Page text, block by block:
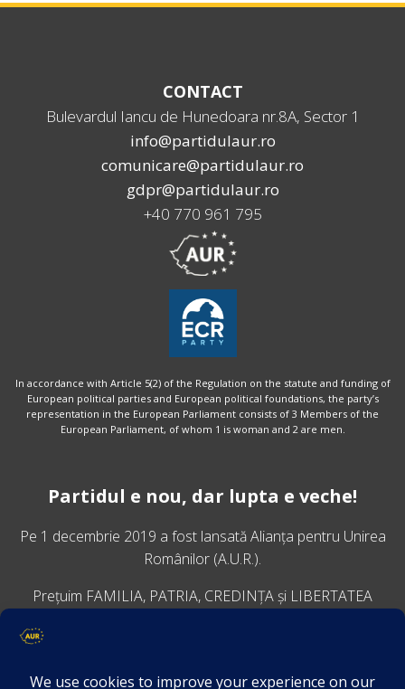
CONTACT
Bulevardul Iancu de Hunedoara nr.8A, Sector 1
info@partidulaur.ro
comunicare@partidulaur.ro
gdpr@partidulaur.ro
+40 770 961 795
In accordance with Article 5(2) of the Regulation on the statute and funding of
European political parties and European political foundations, the party’s
representation in the European Parliament consists of 3 Members of the
European Parliament, of whom 1 is woman and 2 are men.
Partidul e nou, dar lupta e veche!
Pe 1 decembrie 2019 a fost lansatăAlianța pentru Unirea
Românilor (A.U.R.).
Prețuim FAMILIA, PATRIA, CREDINȚA și LIBERTATEA